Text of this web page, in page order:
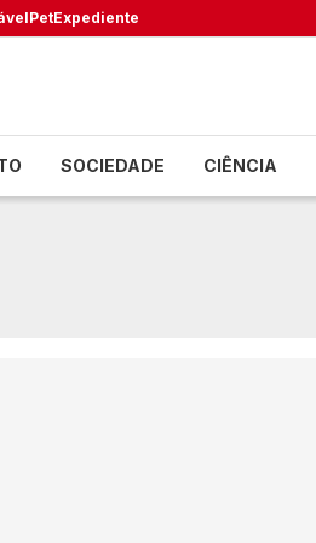
PetExpediente
SOCIEDADE CIÊNCIA